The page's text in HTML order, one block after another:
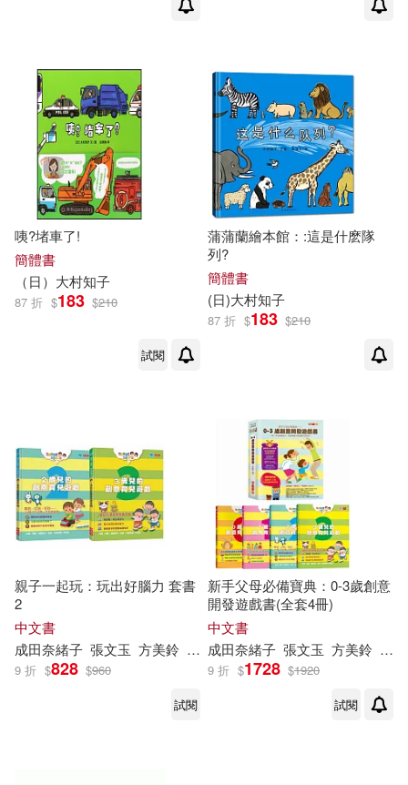
咦?堵車了!
簡體書
（日） 大村知子
87 折 $183 $210
試閱
蒲蒲蘭繪本館：:這是什麽隊
列?
簡體書
(日)大村知子
87 折 $183 $210
親子一起玩：玩出好腦力 套書
2
中文書
成田奈緒子 張文玉 方美鈴 葉韋利 陳瀅如 黃惠綺 大村知 子等
9 折 $828 $960
試閱
新手父母必備寶典：0-3歲創意
開發遊戲書(全套4冊)
中文書
成田奈緒子 張文玉 方美鈴 葉
9 折 $1728 $1920
試閱